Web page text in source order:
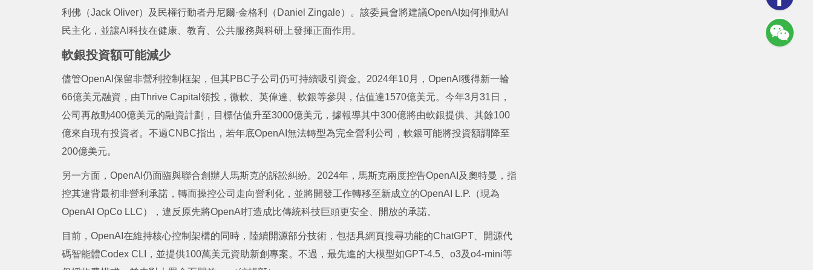
利佛（Jack Oliver）及民權行動者丹尼爾·金格利（Daniel Zingale）。該委員會將建議OpenAI如何推動AI
民主化，並讓AI科技在健康、教育、公共服務與科研上發揮正面作用。
軟銀投資額可能減少
儘管OpenAI保留非營利控制框架，但其PBC子公司仍可持續吸引資金。2024年10月，OpenAI獲得新一輪
66億美元融資，由Thrive Capital領投，微軟、英偉達、軟銀等參與，估值達1570億美元。今年3月31日，
公司再啟動400億美元的融資計劃，目標估值升至3000億美元，據報導其中300億將由軟銀提供、其餘100
億來自現有投資者。不過CNBC指出，若年底OpenAI無法轉型為完全營利公司，軟銀可能將投資額調降至
200億美元。
另一方面，OpenAI仍面臨與聯合創辦人馬斯克的訴訟糾紛。2024年，馬斯克兩度控告OpenAI及奧特曼，指
控其違背最初非營利承諾，轉而操控公司走向營利化，並將開發工作轉移至新成立的OpenAI L.P.（現為
OpenAI OpCo LLC），違反原先將OpenAI打造成比傳統科技巨頭更安全、開放的承諾。
目前，OpenAI在維持核心控制架構的同時，陸續開源部分技術，包括具網頁搜尋功能的ChatGPT、開源代
碼智能體Codex CLI，並提供100萬美元資助新創專案。不過，最先進的大模型如GPT-4.5、o3及o4-mini等